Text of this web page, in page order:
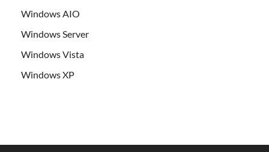
Windows AIO
Windows Server
Windows Vista
Windows XP